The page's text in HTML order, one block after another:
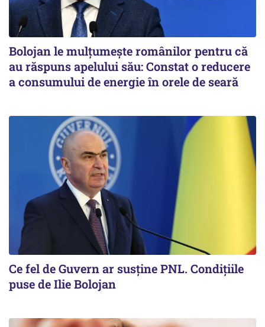
Bolojan le mulțumește românilor pentru că
au răspuns apelului său: Constat o reducere
a consumului de energie în orele de seară
Ce fel de Guvern ar susține PNL. Condițiile
puse de Ilie Bolojan